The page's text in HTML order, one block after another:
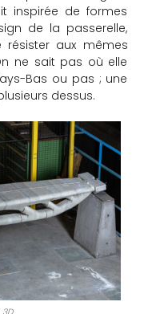
inspirée de formes
de la passerelle,
aux mêmes
ne sait pas où elle
Bas ou pas ; une
dessus.